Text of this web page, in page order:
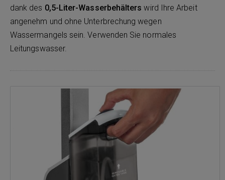
dank des 0,5-Liter-Wasserbehälters wird Ihre Arbeit
angenehm und ohne Unterbrechung wegen
Wassermangels sein. Verwenden Sie normales
Leitungswasser.